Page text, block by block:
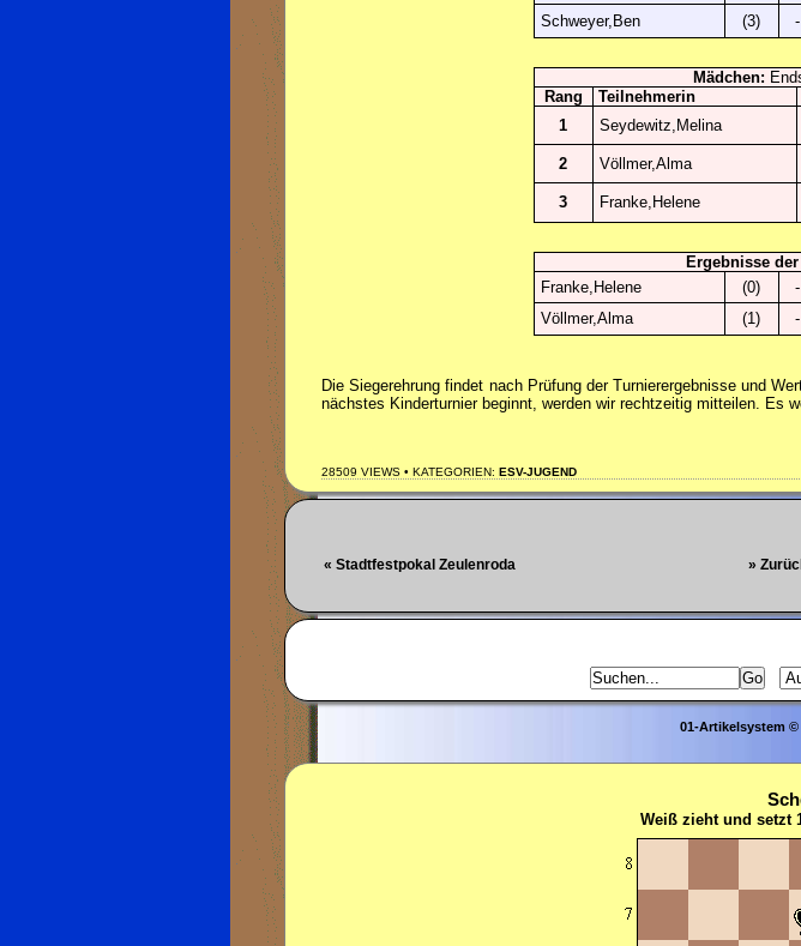
Schweyer,Ben
(3) -
Mädchen:
Rang
Teilnehmerin
1
Seydewitz,Melina
2 Völlmer,Alma
3 Franke,Helene
Ergebnisse
Franke,Helene
(0) -
Völlmer,Alma
(1) -
Die Siegerehrung findet nach Prüfung der Turnierergebnisse und
nächstes Kinderturnier beginnt, werden wir rechtzeitig mitteilen. Es
28509 VIEWS • KATEGORIEN:ESV-JUGEND
« Stadtfestpokal Zeulenroda »
01-Artikelsystem ©
Weiß zieht und setzt